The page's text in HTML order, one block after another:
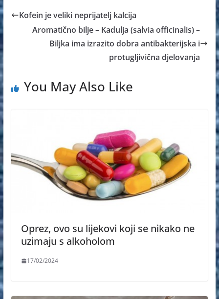
Kofein je veliki neprijatelj kalcija
Aromatično bilje – Kadulja (salvia officinalis) –
Biljka ima izrazito dobra antibakterijska i
protugljivična djelovanja
You May Also Like
Oprez, ovo su lijekovi koji se nikako ne
uzimaju s alkoholom
17/02/2024